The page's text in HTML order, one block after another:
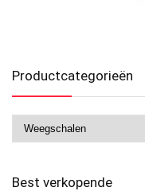
Productcategorieën
Best verkopende